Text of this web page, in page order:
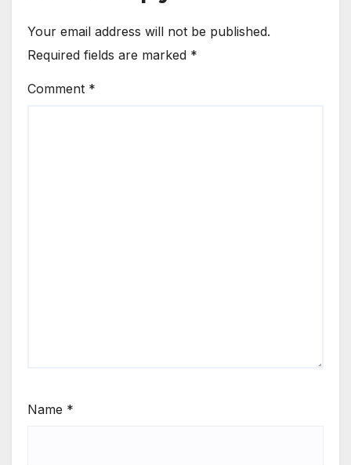
Your email address will not be published.
Required fields are marked *
Comment *
Name *